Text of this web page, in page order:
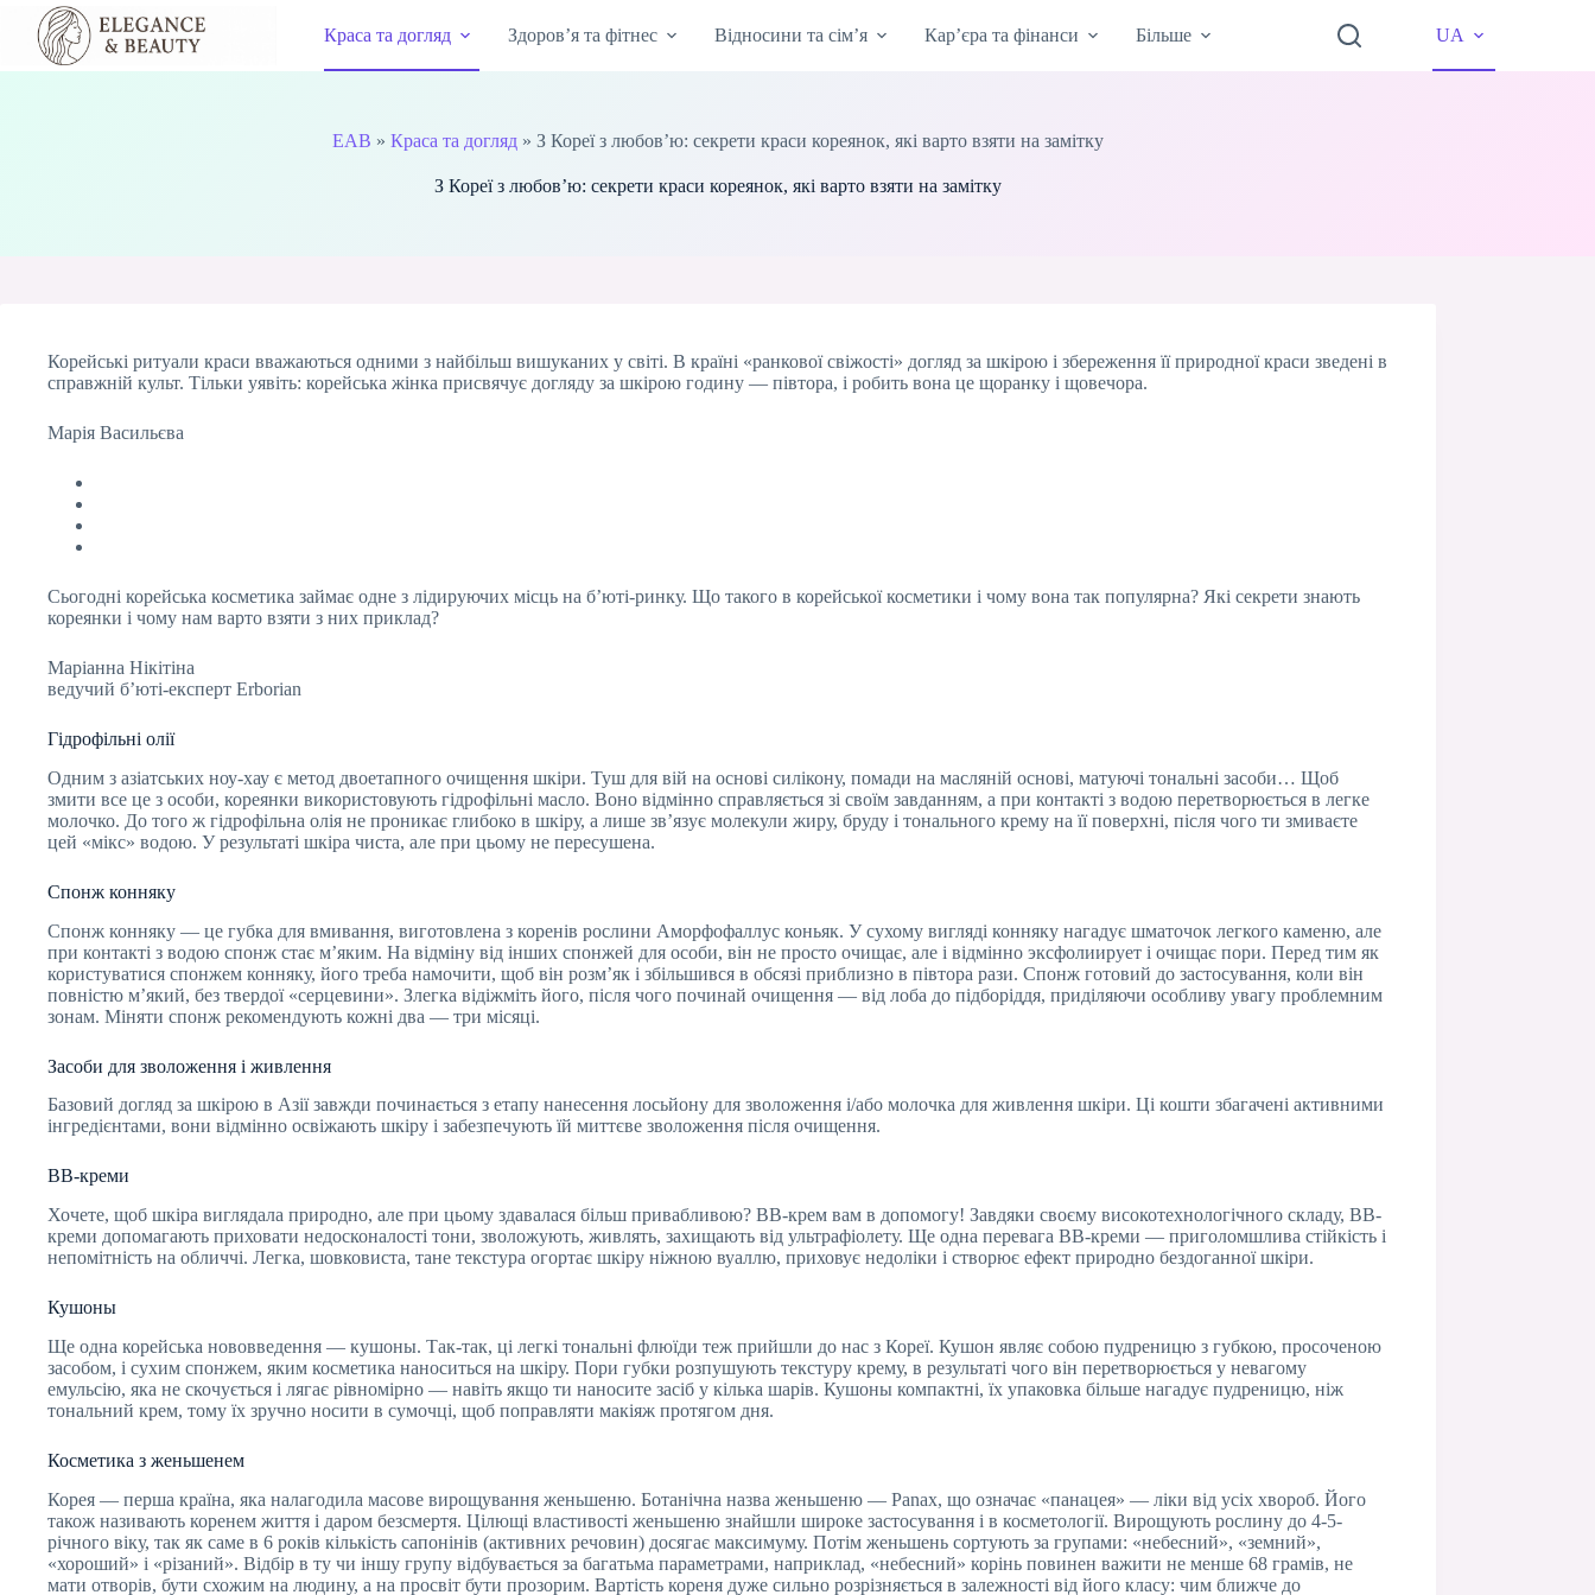
Перейти
вмісту
Краса та догляд Здоров’я та фітнес Відносини та сім’я Кар’єра та фінанси Більше UA
EAB » Краса та догляд» З Кореї з любов’ю: секрети краси кореянок, які варто взяти на замітку
З Кореї з любов’ю: секрети краси кореянок, які варто взяти на замітку
Корейські ритуали краси вважаються одними з найбільш вишуканих у світі. В країні «ранкової свіжості» догляд за шкірою і збереження її природної краси зведені в
справжній культ. Тільки уявіть: корейська жінка присвячує догляду за шкірою годину — півтора, і робить вона це щоранку і щовечора.
Марія Васильєва
Сьогодні корейська косметика займає одне з лідируючих місць на б’юті-ринку. Що такого в корейської косметики і чому вона так популярна? Які секрети знають
кореянки і чому нам варто взяти з них приклад?
Маріанна Нікітіна
ведучий б’юті-експерт Erborian
Гідрофільні олії
Одним з азіатських ноу-хау є метод двоетапного очищення шкіри. Туш для вій на основі силікону, помади на масляній основі, матуючі тональні засоби… Щоб
змити все це з особи, кореянки використовують гідрофільні масло. Воно відмінно справляється зі своїм завданням, а при контакті з водою перетворюється в легке
молочко. До того ж гідрофільна олія не проникає глибоко в шкіру, а лише зв’язує молекули жиру, бруду і тонального крему на її поверхні, після чого ти змиваєте
цей «мікс» водою. У результаті шкіра чиста, але при цьому не пересушена.
Спонж конняку
Спонж конняку — це губка для вмивання, виготовлена з коренів рослини Аморфофаллус коньяк. У сухому вигляді конняку нагадує шматочок легкого каменю, але
при контакті з водою спонж стає м’яким. На відміну від інших спонжей для особи, він не просто очищає, але і відмінно эксфолиирует і очищає пори. Перед тим як
користуватися спонжем конняку, його треба намочити, щоб він розм’як і збільшився в обсязі приблизно в півтора рази. Спонж готовий до застосування, коли він
повністю м’який, без твердої «серцевини». Злегка відіжміть його, після чого починай очищення — від лоба до підборіддя, приділяючи особливу увагу проблемним
зонам. Міняти спонж рекомендують кожні два — три місяці.
Засоби для зволоження і живлення
Базовий догляд за шкірою в Азії завжди починається з етапу нанесення лосьйону для зволоження і/або молочка для живлення шкіри. Ці кошти збагачені активними
інгредієнтами, вони відмінно освіжають шкіру і забезпечують їй миттєве зволоження після очищення.
BB-креми
Хочете, щоб шкіра виглядала природно, але при цьому здавалася більш привабливою? BB-крем вам в допомогу! Завдяки своєму високотехнологічного складу, BB-
креми допомагають приховати недосконалості тони, зволожують, живлять, захищають від ультрафіолету. Ще одна перевага BB-креми — приголомшлива стійкість і
непомітність на обличчі. Легка, шовковиста, тане текстура огортає шкіру ніжною вуаллю, приховує недоліки і створює ефект природно бездоганної шкіри.
Кушоны
Ще одна корейська нововведення — кушоны. Так-так, ці легкі тональні флюїди теж прийшли до нас з Кореї. Кушон являє собою пудреницю з губкою, просоченою
засобом, і сухим спонжем, яким косметика наноситься на шкіру. Пори губки розпушують текстуру крему, в результаті чого він перетворюється у невагому
емульсію, яка не скочується і лягає рівномірно — навіть якщо ти наносите засіб у кілька шарів. Кушоны компактні, їх упаковка більше нагадує пудреницю, ніж
тональний крем, тому їх зручно носити в сумочці, щоб поправляти макіяж протягом дня.
Косметика з женьшенем
Корея — перша країна, яка налагодила масове вирощування женьшеню. Ботанічна назва женьшеню — Panax, що означає «панацея» — ліки від усіх хвороб. Його
також називають коренем життя і даром безсмертя. Цілющі властивості женьшеню знайшли широке застосування і в косметології. Вирощують рослину до 4-5-
річного віку, так як саме в 6 років кількість сапонінів (активних речовин) досягає максимуму. Потім женьшень сортують за групами: «небесний», «земний»,
«хороший» і «різаний». Відбір в ту чи іншу групу відбувається за багатьма параметрами, наприклад, «небесний» корінь повинен важити не менше 68 грамів, не
мати отворів, бути схожим на людину, а на просвіт бути прозорим. Вартість кореня дуже сильно розрізняється в залежності від його класу: чим ближче до